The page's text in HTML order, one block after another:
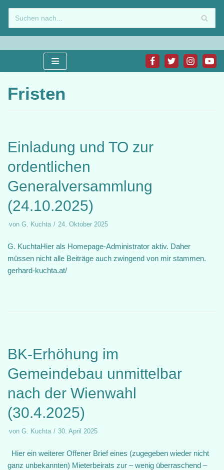
Zum
Inhalt
springen
Fristen
Einladung und TO zur
ordentlichen
Generalversammlung
(24.10.2025)
von G. Kuchta 24. Oktober 2025
G. KuchtaHier als Homepage-Administrator aktiv. Daher
müssen nicht alle Beiträge auch zwingend von mir stammen.
gerhard-kuchta.at/
BK-Erhöhung im
Gemeindebau unmittelbar
nach der Wienwahl
(30.4.2025)
von G. Kuchta 30. April 2025
Hier ein weiterer Offener Brief eines (zugegeben wieder nicht
ganz unbekannten) Mieterbeirats zur – wenig überraschend –